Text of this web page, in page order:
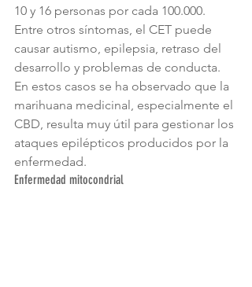
10 y 16 personas por cada 100.000.
Entre otros síntomas, el CET puede
causar autismo, epilepsia, retraso del
desarrollo y problemas de conducta.
En estos casos se ha observado que la
marihuana medicinal, especialmente el
CBD, resulta muy útil para gestionar los
ataques epilépticos producidos por la
enfermedad.
Enfermedad mitocondrial